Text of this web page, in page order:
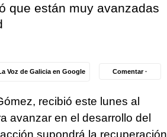
que están muy avanzadas
Voz de Galicia en Google Comentar ·
recibió este lunes al
avanzar en el desarrollo del
supondrá la recuperación